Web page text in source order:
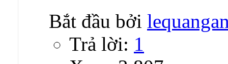
Bắt đầu bởi
Trả lời: 1